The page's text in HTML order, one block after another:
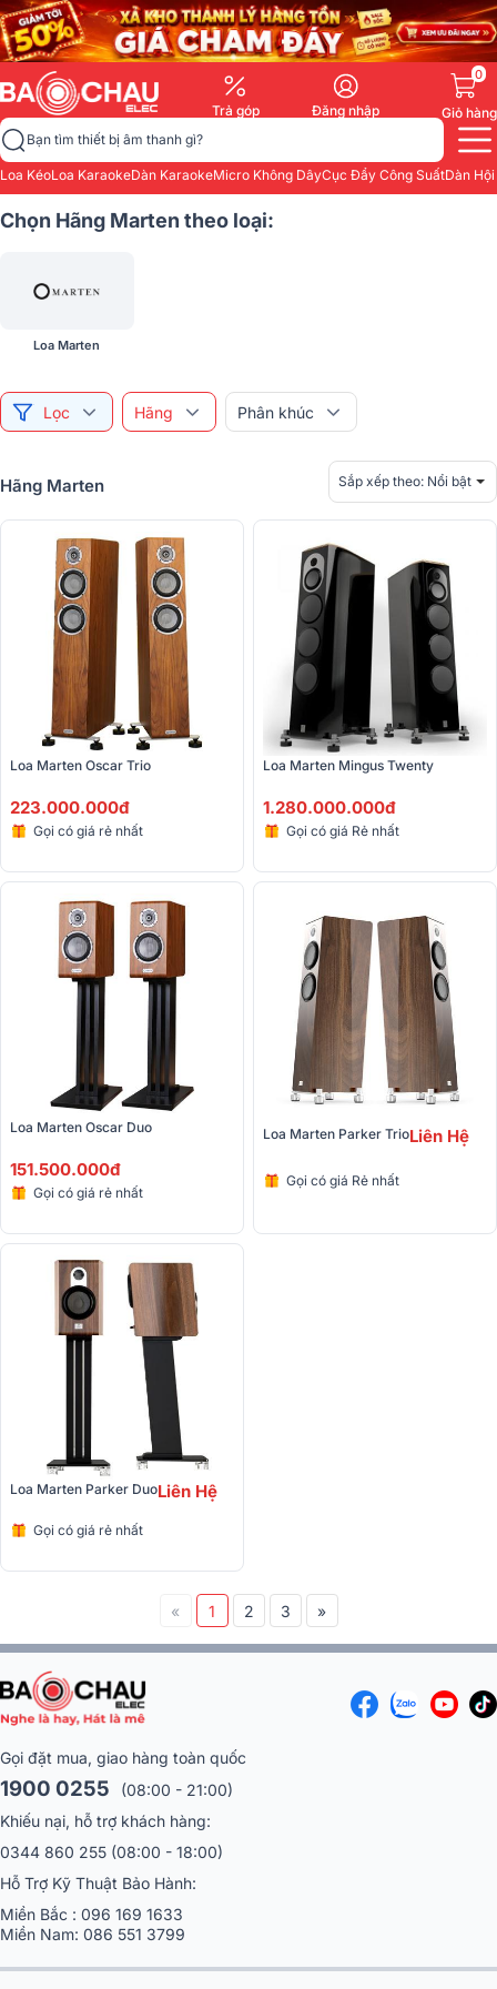
Trả góp Đăng nhập
0
Giỏ hàng
Bạn tìm thiết bị âm thanh gì?
Loa KéoLoa KaraokeDàn KaraokeMicro Không DâyCục Đẩy Công SuấtDàn
Chọn Hãng Marten theo loại:
Loa Marten
Lọc Hãng Phân khúc
Hãng Marten Sắp xếp theo: Nổi bật
Loa Marten Oscar Trio
223.000.000đ
Gọi có giá rẻ nhất
Loa Marten Mingus Twenty
1.280.000.000đ
Gọi có giá Rẻ nhất
Loa Marten Oscar Duo
151.500.000đ
Gọi có giá rẻ nhất
Loa Marten Parker TrioLiên Hệ
Gọi có giá Rẻ nhất
Loa Marten Parker DuoLiên Hệ
Gọi có giá rẻ nhất
« 1 2 3 »
Gọi đặt mua, giao hàng toàn quốc
1900 0255
(08:00 - 21:00)
Khiếu nại, hỗ trợ khách hàng:
0344 860 255 (08:00 - 18:00)
Hỗ Trợ Kỹ Thuật Bảo Hành:
Miền Bắc : 096 169 1633
Miền Nam: 086 551 3799